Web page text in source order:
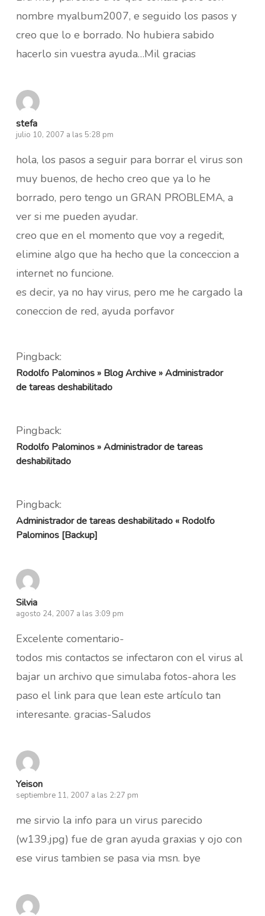
nombre myalbum2007, e seguido los pasos y
creo que lo e borrado. No hubiera sabido
hacerlo sin vuestra ayuda…Mil gracias
stefa
julio 10, 2007 a las 5:28 pm
hola, los pasos a seguir para borrar el virus son
muy buenos, de hecho creo que ya lo he
borrado, pero tengo un GRAN PROBLEMA, a
ver si me pueden ayudar.
creo que en el momento que voy a regedit,
elimine algo que ha hecho que la conceccion a
internet no funcione.
es decir, ya no hay virus, pero me he cargado la
coneccion de red, ayuda porfavor
Pingback:
Rodolfo Palominos » Blog Archive » Administrador
de tareas deshabilitado
Pingback:
Rodolfo Palominos » Administrador de tareas
deshabilitado
Pingback:
Administrador de tareas deshabilitado « Rodolfo
Palominos [Backup]
Silvia
agosto 24, 2007 a las 3:09 pm
Excelente comentario-
todos mis contactos se infectaron con el virus al
bajar un archivo que simulaba fotos-ahora les
paso el link para que lean este artículo tan
interesante. gracias-Saludos
Yeison
septiembre 11, 2007 a las 2:27 pm
me sirvio la info para un virus parecido
(w139.jpg) fue de gran ayuda graxias y ojo con
ese virus tambien se pasa via msn. bye